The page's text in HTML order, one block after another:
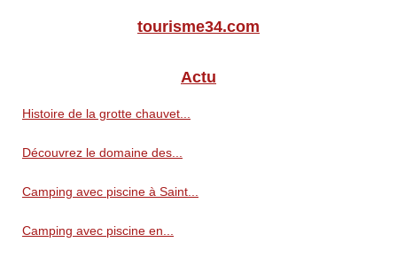
tourisme34.com
Actu
Histoire de la grotte chauvet...
Découvrez le domaine des...
Camping avec piscine à Saint...
Camping avec piscine en...